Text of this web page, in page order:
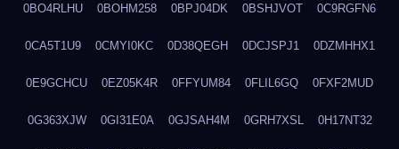
0BO4RLHU 0BOHM258 0BPJ04DK 0BSHJVOT 0C9RGFN6
0CA5T1U9 0CMYI0KC 0D38QEGH 0DCJSPJ1 0DZMHHX1
0E9GCHCU 0EZ05K4R 0FFYUM84 0FLIL6GQ 0FXF2MUD
0G363XJW 0GI31E0A 0GJSAH4M 0GRH7XSL 0H17NT32